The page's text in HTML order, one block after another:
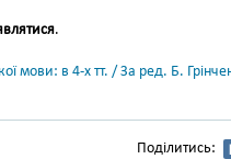
.
мови: в 4-х тт. / За ред. Б.
Поділитись: